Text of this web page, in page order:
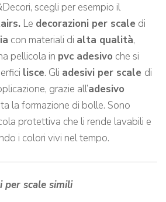
scegli per esempio il
Le decorazioni per scale di
con materiali di alta qualità,
pellicola in pvc adesivo che si
lisce. Gli adesivi per scale di
grazie all’adesivo
la formazione di bolle. Sono
protettiva che li rende lavabili e
i colori vivi nel tempo.
per scale simili